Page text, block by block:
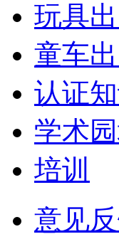
玩具
童车
认证
学术
培训
意见